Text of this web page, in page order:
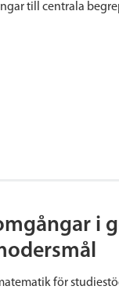
till centrala
i
för